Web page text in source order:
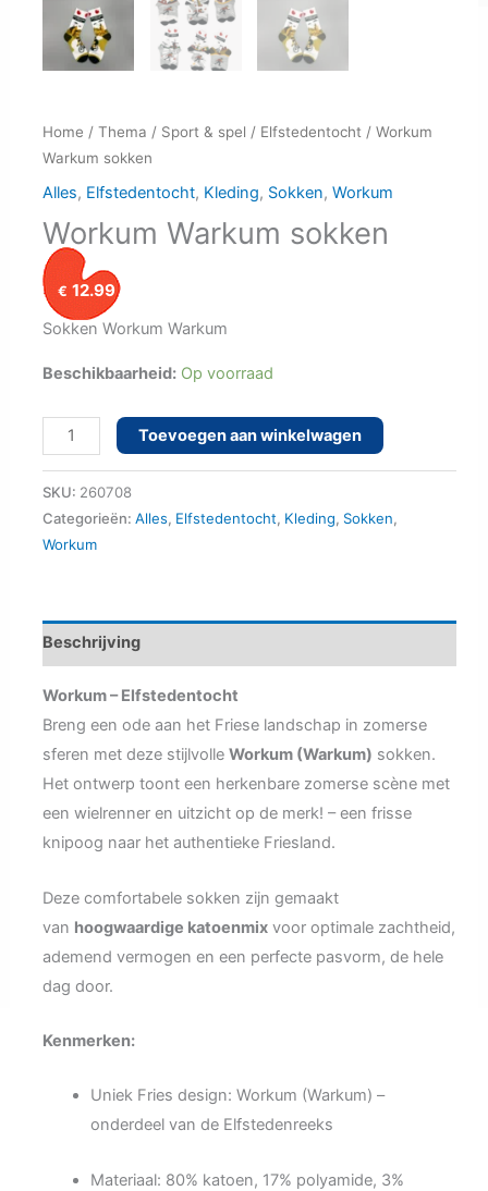
Home / Thema / Sport & spel / Elfstedentocht / Workum
Warkum sokken
Alles, Elfstedentocht, Kleding, Sokken, Workum
Workum Warkum sokken
€ 12.99
Sokken Workum Warkum
Beschikbaarheid: Op voorraad
Workum
Warkum
sokken
aantal
Toevoegen aan winkelwagen
SKU: 260708
Categorieën: Alles, Elfstedentocht, Kleding, Sokken,
Workum
Beschrijving
Workum – Elfstedentocht
Breng een ode aan het Friese landschap in zomerse
sferen met deze stijlvolle Workum (Warkum) sokken.
Het ontwerp toont een herkenbare zomerse scène met
een wielrenner en uitzicht op de merk! – een frisse
knipoog naar het authentieke Friesland.
Deze comfortabele sokken zijn gemaakt
van hoogwaardige katoenmixvoor optimale zachtheid,
ademend vermogen en een perfecte pasvorm, de hele
dag door.
Kenmerken:
Uniek Fries design: Workum (Warkum) –
onderdeel van de Elfstedenreeks
Materiaal: 80% katoen, 17% polyamide, 3%